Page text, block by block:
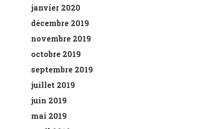
janvier 2020
décembre 2019
novembre 2019
octobre 2019
septembre 2019
juillet 2019
juin 2019
mai 2019